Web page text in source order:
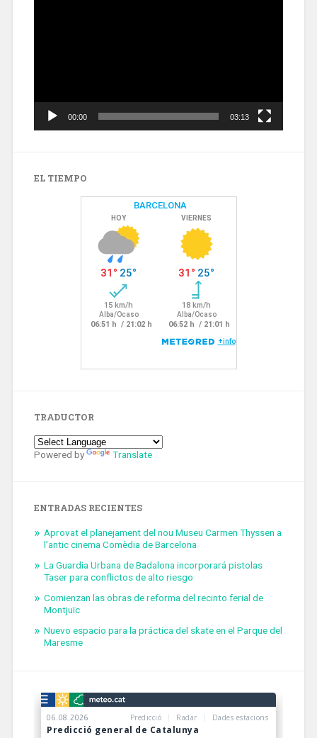
00:00 03:13
EL TIEMPO
TRADUCTOR
Powered by Translate
ENTRADAS RECIENTES
Aprovat el planejament del nou Museu Carmen Thyssen a
l’antic cinema Comèdia de Barcelona
La Guardia Urbana de Badalona incorporará pistolas
Taser para conflictos de alto riesgo
Comienzan las obras de reforma del recinto ferial de
Montjuïc
Nuevo espacio para la práctica del skate en el Parque del
Maresme